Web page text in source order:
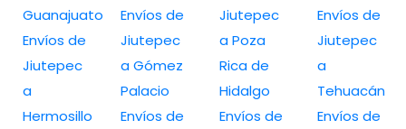
Guanajuato
Envíos de
Jiutepec
a
Hermosillo
Envíos de
Jiutepec
a Gómez
Palacio
Envíos de
Jiutepec
a Poza
Rica de
Hidalgo
Envíos de
Envíos de
Jiutepec
a
Tehuacán
Envíos de